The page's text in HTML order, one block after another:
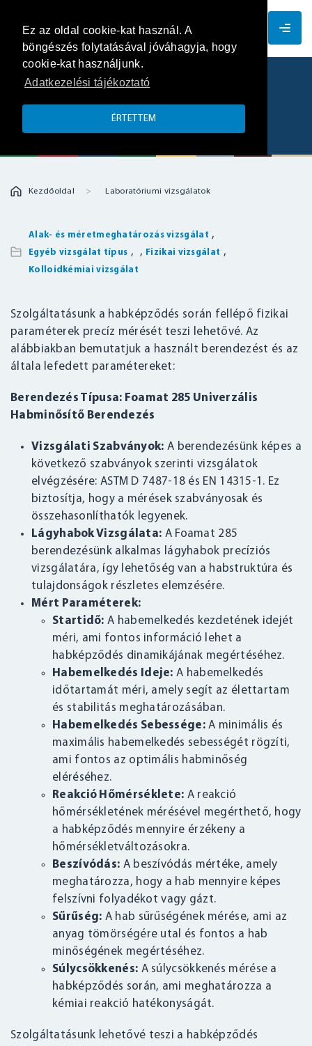
Ez az oldal cookie-kat használ. A
böngészés folytatásával jóváhagyja, hogy
cookie-kat használjunk.
Adatkezelési tájékoztató
ÉRTETTEM
habképződés során
Kezdőoldal Laboratóriumi vizsgálatok
Alak- és méretmeghatározás vizsgálat ,
Egyéb vizsgálat típus , , Fizikai vizsgálat ,
Kolloidkémiai vizsgálat
Szolgáltatásunk a habképződés során fellépő fizikai
paraméterek precíz mérését teszi lehetővé. Az
alábbiakban bemutatjuk a használt berendezést és az
általa lefedett paramétereket:
Berendezés Típusa: Foamat 285 Univerzális
Habminősítő Berendezés
Vizsgálati Szabványok: A berendezésünk képes a
következő szabványok szerinti vizsgálatok
elvégzésére: ASTM D 7487-18 és EN 14315-1. Ez
biztosítja, hogy a mérések szabványosak és
összehasonlíthatók legyenek.
Lágyhabok Vizsgálata: A Foamat 285
berendezésünk alkalmas lágyhabok precíziós
vizsgálatára, így lehetőség van a habstruktúra és
tulajdonságok részletes elemzésére.
Mért Paraméterek:
Startidő: A habemelkedés kezdetének idejét
méri, ami fontos információ lehet a
habképződés dinamikájának megértéséhez.
Habemelkedés Ideje: A habemelkedés
időtartamát méri, amely segít az élettartam
és stabilitás meghatározásában.
Habemelkedés Sebessége:A minimális és
maximális habemelkedés sebességét rögzíti,
ami fontos az optimális habminőség
eléréséhez.
Reakció Hőmérséklete: A reakció
hőmérsékletének mérésével megérthető, hogy
a habképződés mennyire érzékeny a
hőmérsékletváltozásokra.
Beszívódás: A beszívódás mértéke, amely
meghatározza, hogy a hab mennyire képes
felszívni folyadékot vagy gázt.
Sűrűség: A hab sűrűségének mérése, ami az
anyag tömörségére utal és fontos a hab
minőségének megértéséhez.
Súlycsökkenés: A súlycsökkenés mérése a
habképződés során, ami meghatározza a
kémiai reakció hatékonyságát.
Szolgáltatásunk lehetővé teszi a habképződés